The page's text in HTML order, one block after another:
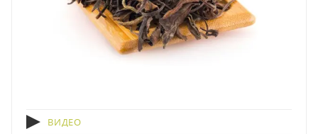
ВИДЕО